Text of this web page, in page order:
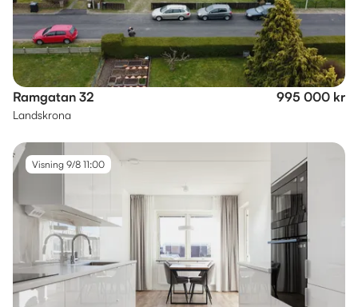
Ramgatan 32 995 000 kr
Landskrona
Visning 9/8 11:00